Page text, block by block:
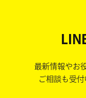
最新情報やお
ご相談も受付